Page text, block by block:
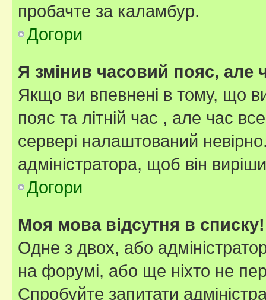
пробачте за каламбур.
Догори
Я змінив часовий пояс, але
Якщо ви впевнені в тому, що
пояс та літній час , але час
сервері налаштований
адміністратора, щоб він
Догори
Моя мова відсутня в списку!
Одне з двох, або
на форумі, або ще ніхто не
Спробуйте запитати